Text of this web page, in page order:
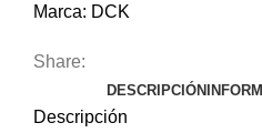
Marca: DCK
Share:
DESCRIPCIÓN
Descripción